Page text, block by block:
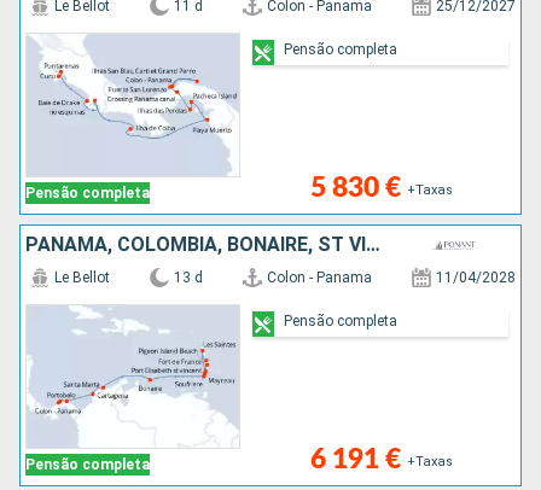
Pensão completa
Le Bellot 11 d Colon - Panama 25/12/2027
5 830 € +Taxas
Pensão completa
PANAMA, COLÔMBIA, BONAIRE, ST VINCENT E GRENADINES, SANTA LÚCIA, GUADALUPE, MARTINICA
Pensão completa
Le Bellot 13 d Colon - Panama 11/04/2028
6 191 € +Taxas
Pensão completa